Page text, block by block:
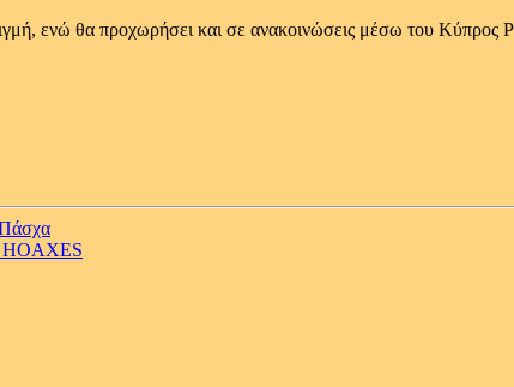
ενώ θα προχωρήσει και σε ανακοινώσεις μέσω του Κύπρος
Πάσχα